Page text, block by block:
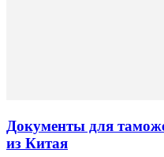
Документы для
из Китая